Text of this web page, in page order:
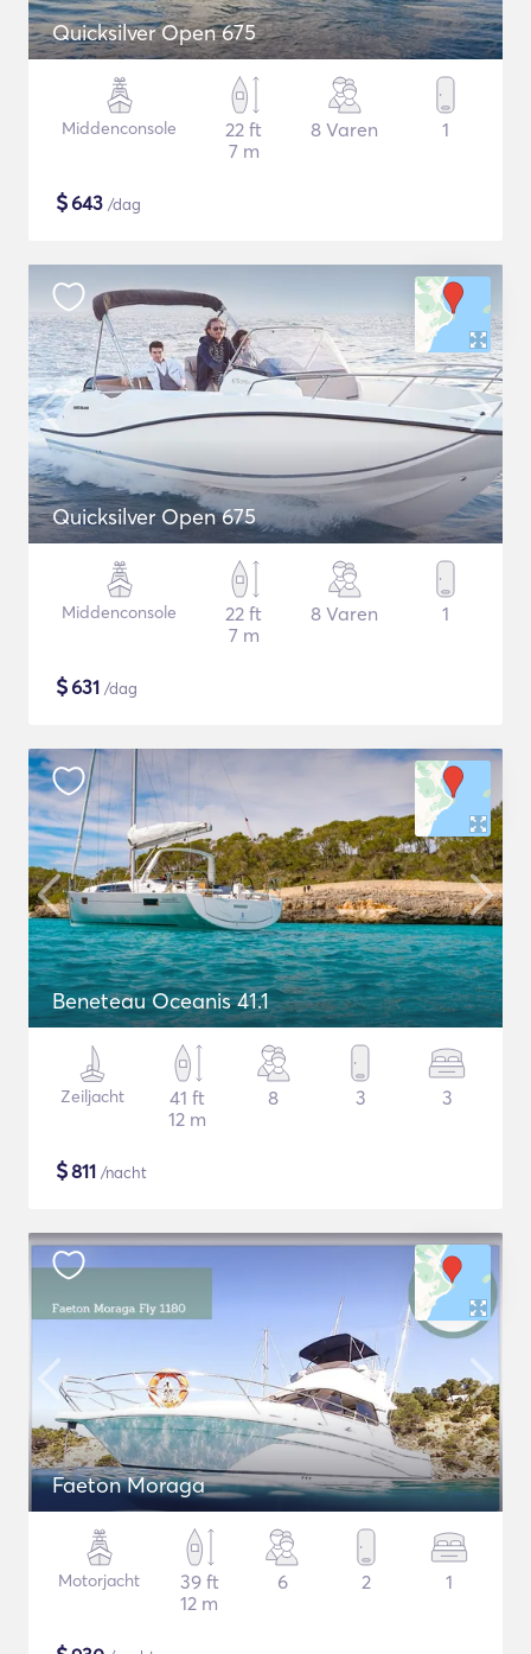
Quicksilver Open 675
Middenconsole
22 ft
7 m
8 Varen 1
$643 /dag
Quicksilver Open 675
Middenconsole
22 ft
7 m
8 Varen 1
$631 /dag
Beneteau Oceanis 41.1
Zeiljacht
41 ft
12 m
8 3 3
$811 /nacht
Faeton Moraga
Motorjacht
39 ft
12 m
6 2 1